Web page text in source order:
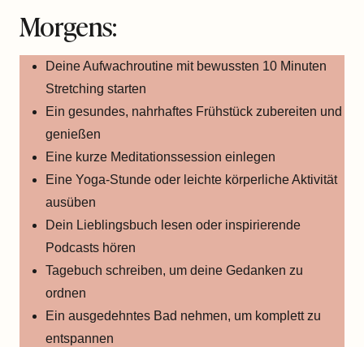
Morgens:
Deine Aufwachroutine mit bewussten 10 Minuten
Stretching starten
Ein gesundes, nahrhaftes Frühstück zubereiten und
genießen
Eine kurze Meditationssession einlegen
Eine Yoga-Stunde oder leichte körperliche Aktivität
ausüben
Dein Lieblingsbuch lesen oder inspirierende
Podcasts hören
Tagebuch schreiben, um deine Gedanken zu
ordnen
Ein ausgedehntes Bad nehmen, um komplett zu
entspannen